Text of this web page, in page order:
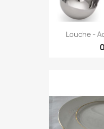
Louche -